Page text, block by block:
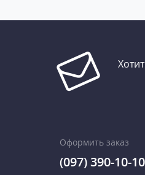
Оформить заказ
(097) 390-10-10